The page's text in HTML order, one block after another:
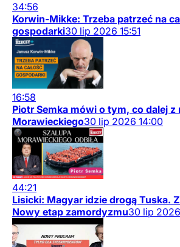
34:56
Korwin-Mikke: Trzeba patrzeć na
gospodarki30 lip 2026 15:51
16:58
Piotr Semka mówi o tym, co dalej z
Morawieckiego30 lip 2026 14:00
44:21
Lisicki: Magyar idzie drogą Tuska.
Nowy etap zamordyzmu30 lip 2026